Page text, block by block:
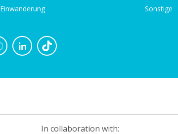
Einwanderung
Sonstige
In collaboration with: